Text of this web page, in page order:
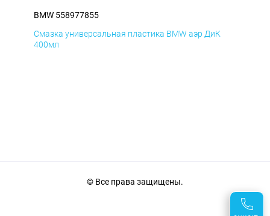
BMW 558977855
Смазка универсальная пластика BMW аэр ДиК
400мл
© Все права защищены.